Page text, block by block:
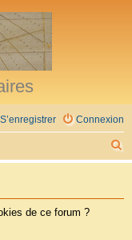
Connexion
S’enregistrer
e
de ce forum ?